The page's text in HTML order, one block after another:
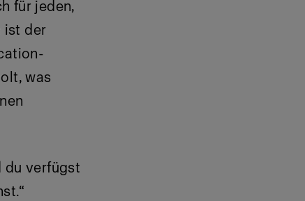
für jeden,
ist der
was
du verfügst